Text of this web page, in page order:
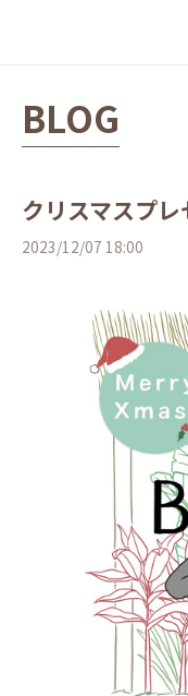
BLOG
クリスマスプ
2023/12/07 18:00